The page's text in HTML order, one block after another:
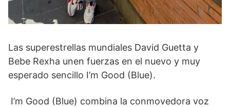
Las superestrellas mundiales David Guetta y
Bebe Rexha unen fuerzas en el nuevo y muy
esperado sencillo I’m Good (Blue).
I’m Good (Blue) combina la conmovedora voz